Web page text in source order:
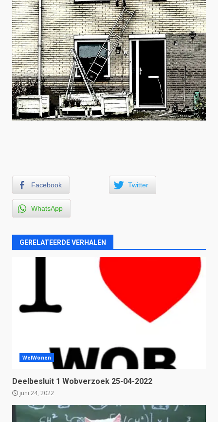
Facebook Twitter
WhatsApp
GERELATEERDE VERHALEN
WelWonen
Deelbesluit 1 Wobverzoek 25-04-2022
juni 24, 2022